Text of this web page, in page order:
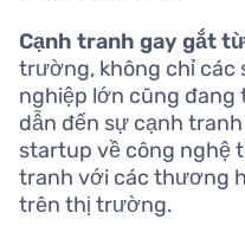
Cạnh tranh gay gắt
trường, không chỉ các
nghiệp lớn cũng đang
dẫn đến sự cạnh
startup về công nghệ
tranh với các thương
trên thị trường.